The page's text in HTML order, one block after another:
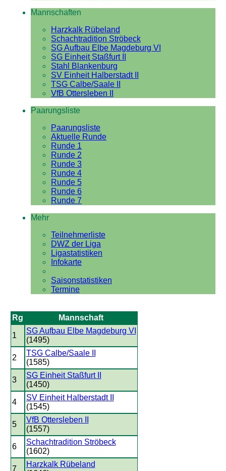
Mannschaften
Harzkalk Rübeland
Schachtradition Ströbeck
SG Aufbau Elbe Magdeburg VI
SG Einheit Staßfurt II
Stahl Blankenburg
SV Einheit Halberstadt II
TSG Calbe/Saale II
VfB Ottersleben II
Paarungsliste
Paarungsliste
Aktuelle Runde
Runde 1
Runde 2
Runde 3
Runde 4
Runde 5
Runde 6
Runde 7
Mehr
Teilnehmerliste
DWZ der Liga
Ligastatistiken
Infokarte
Saisonstatistiken
Termine
Rg Mannschaft
1
SG Aufbau Elbe Magdeburg VI
(1495)
2
TSG Calbe/Saale II
(1585)
3
SG Einheit Staßfurt II
(1450)
4
SV Einheit Halberstadt II
(1545)
5
VfB Ottersleben II
(1557)
6
Schachtradition Ströbeck
(1602)
7
Harzkalk Rübeland